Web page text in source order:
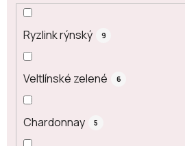
Ryzlink rýnský 9
Veltlínské zelené 6
Chardonnay 5